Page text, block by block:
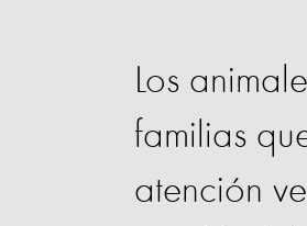
Los
familias
atención